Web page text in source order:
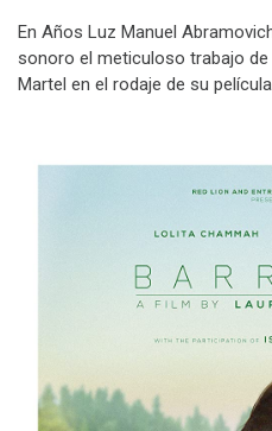
En Años Luz Manuel
sonoro el meticuloso trabajo
Martel en el rodaje de su